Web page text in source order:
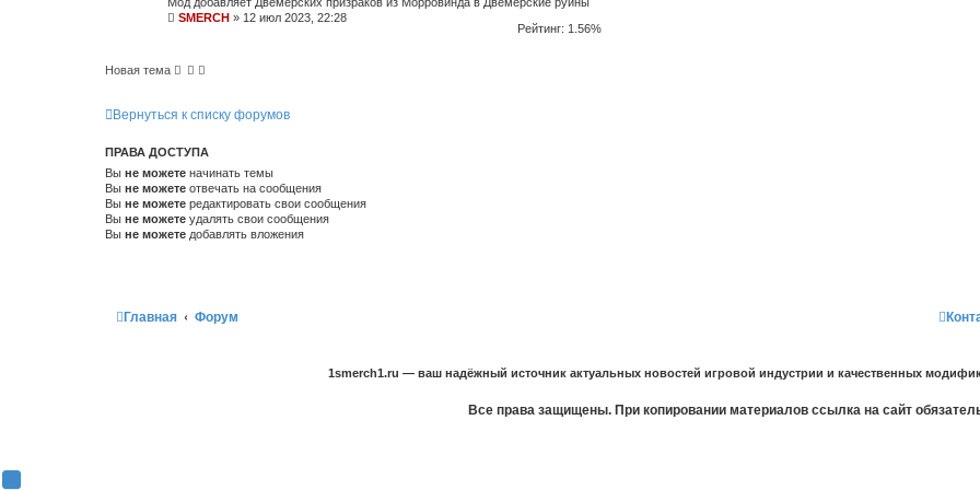
SMERCH » 12 июл 2023, 22:28
Рейтинг: 1.56%
Новая тема
Вернуться к списку форумов
ПРАВА ДОСТУПА
Вы не можете начинать темы
Вы не можете отвечать на сообщения
Вы не можете редактировать свои сообщения
Вы не можете удалять свои сообщения
Вы не можете добавлять вложения
Главная Форум
1smerch1.ru — ваш надёжный источник актуальных новостей игровой индустрии и качественных
Все права защищены. При копировании материалов ссылка на сайт